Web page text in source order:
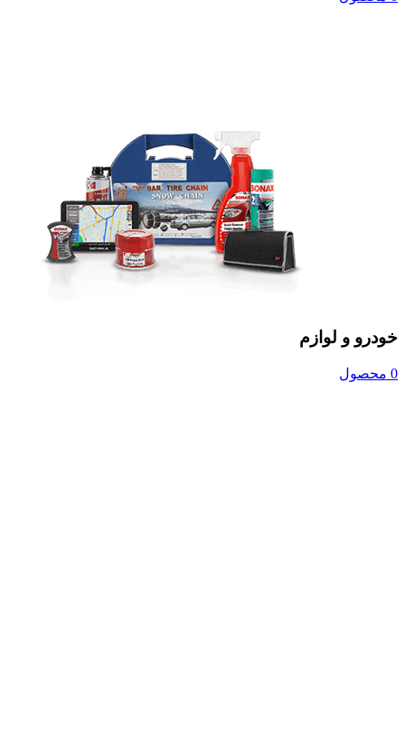
خودرو و لوازم
0 محصول